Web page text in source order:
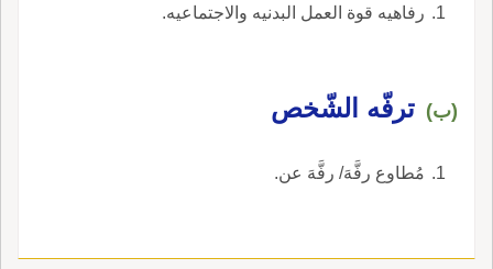
رفاهيه قوة العمل البدنيه والاجتماعيه.
(ب) ترفّه الشّخص
مُطاوع رفَّهَ/ رفَّهَ عن.